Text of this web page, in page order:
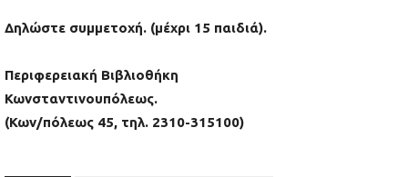
Δηλώστε συμμετοχή. (μέχρι 15 παιδιά).
Περιφερειακή Βιβλιοθήκη
Κωνσταντινουπόλεως.
(Κων/πόλεως 45, τηλ. 2310-315100)